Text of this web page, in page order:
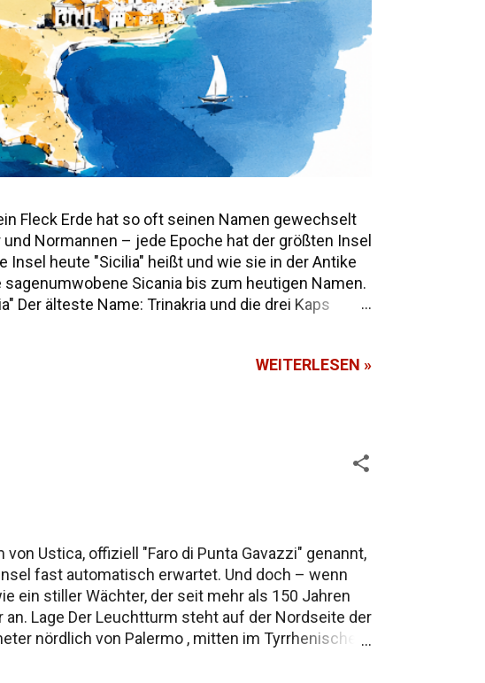
Fleck Erde hat so oft seinen Namen gewechselt
und Normannen – jede Epoche hat der größten Insel
heute "Sicilia" heißt und wie sie in der Antike
Sicania bis zum heutigen Namen.
Der älteste Name: Trinakria und die drei Kaps
WEITERLESEN »
Ustica, offiziell "Faro di Punta Gavazzi" genannt,
fast automatisch erwartet. Und doch – wenn
ein stiller Wächter, der seit mehr als 150 Jahren
Lage Der Leuchtturm steht auf der Nordseite der
nördlich von Palermo , mitten im Tyrrhenischen